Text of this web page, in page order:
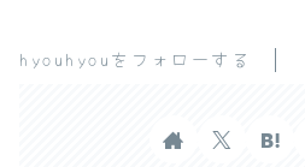
hyouhyouをフォローする